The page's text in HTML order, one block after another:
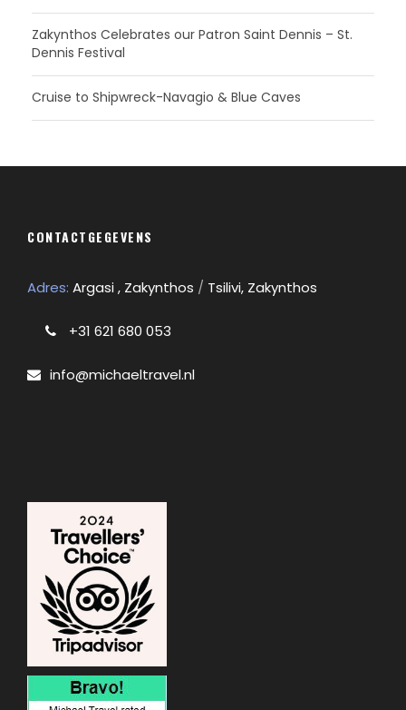
Zakynthos Celebrates our Patron Saint Dennis – St.
Dennis Festival
Cruise to Shipwreck-Navagio & Blue Caves
CONTACTGEGEVENS
Adres: Argasi , Zakynthos / Tsilivi, Zakynthos
+31 621 680 053
info@michaeltravel.nl